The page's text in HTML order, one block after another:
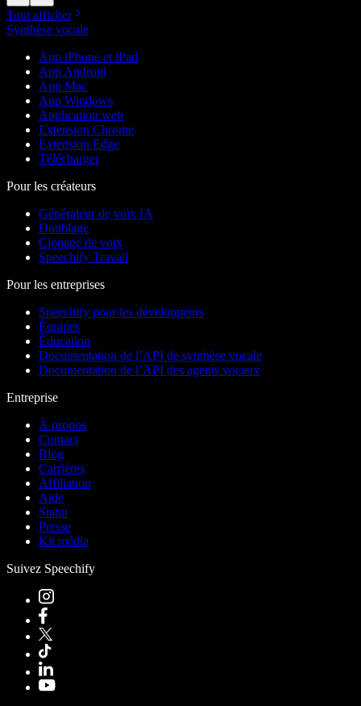
Tout afficher
Synthèse vocale
App iPhone et iPad
App Android
App Mac
App Windows
Application web
Extension Chrome
Extension Edge
Télécharger
Pour les créateurs
Générateur de voix IA
Doublage
Clonage de voix
Speechify Travail
Pour les entreprises
Speechify pour les développeurs
Équipes
Éducation
Documentation de l’API de synthèse vocale
Documentation de l’API des agents vocaux
Entreprise
À propos
Contact
Blog
Carrières
Affiliation
Aide
Statut
Presse
Kit média
Suivez Speechify